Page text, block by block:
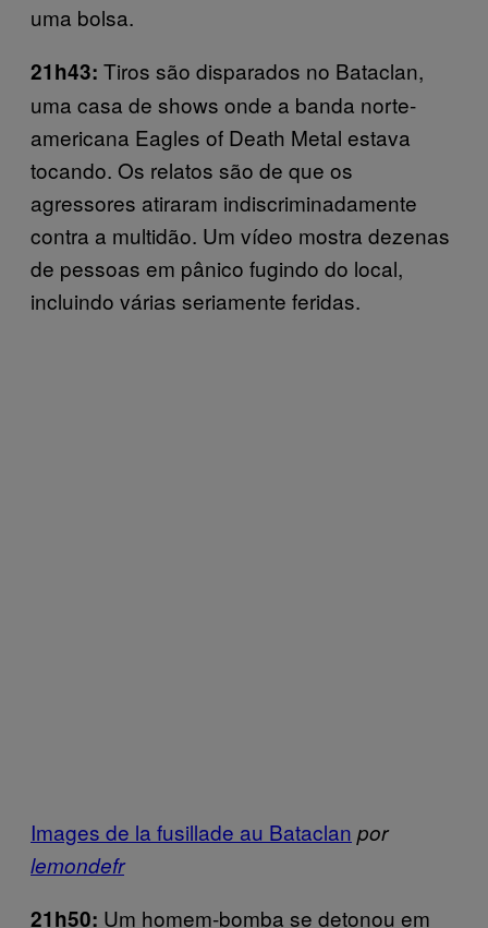
uma bolsa.
21h43: Tiros são disparados no Bataclan,
uma casa de shows onde a banda norte-
americana Eagles of Death Metal estava
tocando. Os relatos são de que os
agressores atiraram indiscriminadamente
contra a multidão. Um vídeo mostra dezenas
de pessoas em pânico fugindo do local,
incluindo várias seriamente feridas.
Images de la fusillade au Bataclan por
lemondefr
21h50: Um homem-bomba se detonou em